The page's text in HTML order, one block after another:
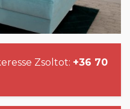
Zsoltot: +36 70